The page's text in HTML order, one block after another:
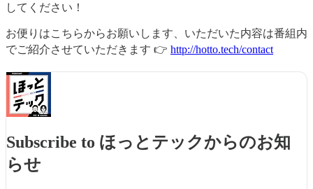
してください！
お便りはこちらからお願いします、いただいた内容は番組内
でご紹介させていただきます 👉 http://hotto.tech/contact
Subscribe to ほっとテックからのお知
らせ